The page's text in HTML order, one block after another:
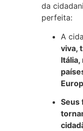
da
perfeita:
A
viva,
Seus